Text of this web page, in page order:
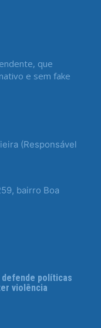
que
e sem fake
(Responsável
bairro Boa
defende políticas
violência